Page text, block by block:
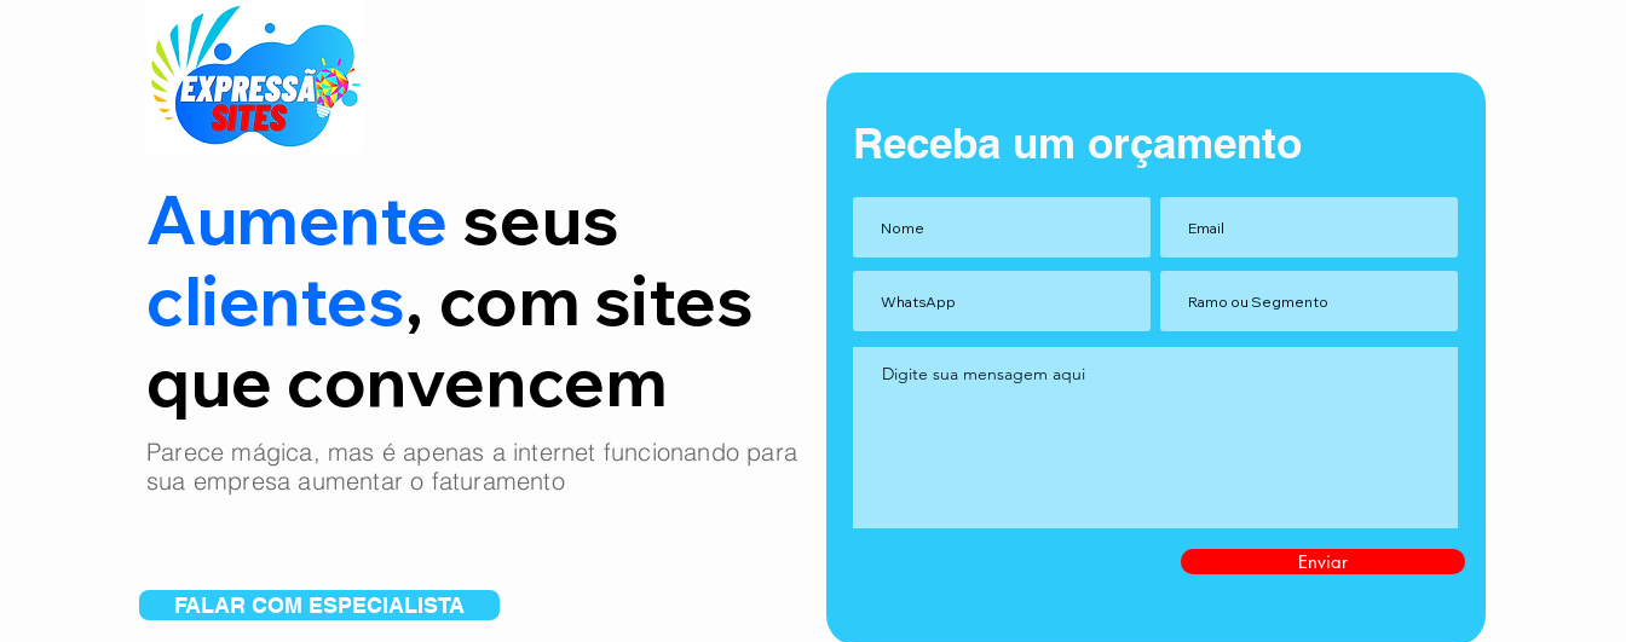
Aumente seus
clientes, com sites
que convencem
Parece mágica, mas é apenas a internet funcionando para
sua empresa aumentar o faturamento
FALAR COM ESPECIALISTA
Receba um orçamento
Enviar